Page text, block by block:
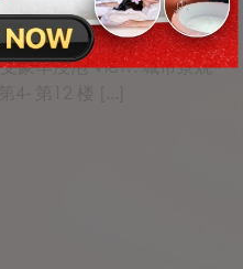
户与中性调色 板。独立的
闲角落。磨砂玻璃推拉门入
View: 城市景观
曼